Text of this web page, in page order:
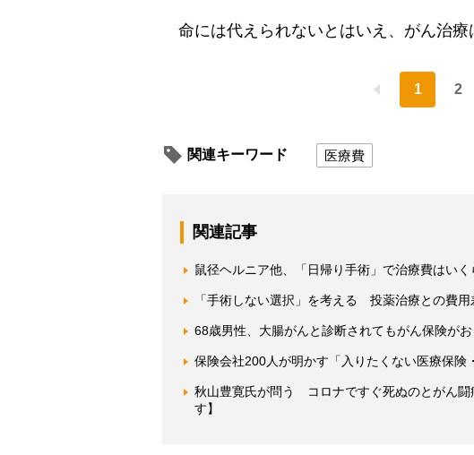
命には代えられないとはいえ、がん治療
1 2
関連キーワード 医療費
関連記事
鼠径ヘルニア他、「日帰り手術」で治療費はい
「手術しない選択」を考える 投薬治療との費用
68歳男性、大腸がんと診断されてもがん保険が
保険会社200人が明かす「入りたくない医療保険
秋山豊寛氏が問う コロナですぐ死ぬのとがん闘
す】